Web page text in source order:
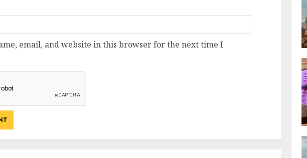
email, and website in this browser for the next time I